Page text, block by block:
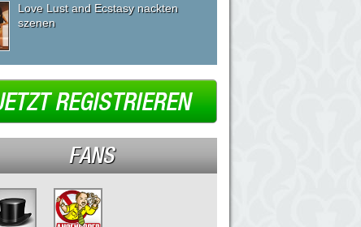
Love Lust and Ecstasy nackten
szenen
REGISTRIEREN
FANS